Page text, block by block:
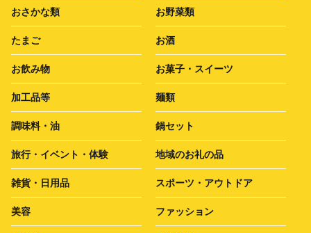
おさかな類 お野菜類
たまご お酒
お飲み物 お菓子・スイーツ
加工品等 麺類
調味料・油 鍋セット
旅行・イベント・体験 地域のお礼の品
雑貨・日用品 スポーツ・アウトドア
美容 ファッション